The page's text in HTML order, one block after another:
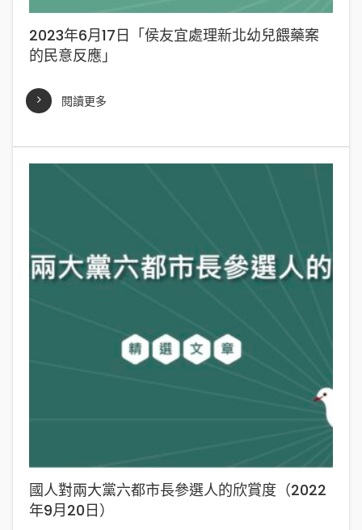
2023年6月17日「侯友宜處理新北幼兒餵藥案
的民意反應」
閱讀更多
國人對兩大黨六都市長參選人的欣賞度（2022
年9月20日）